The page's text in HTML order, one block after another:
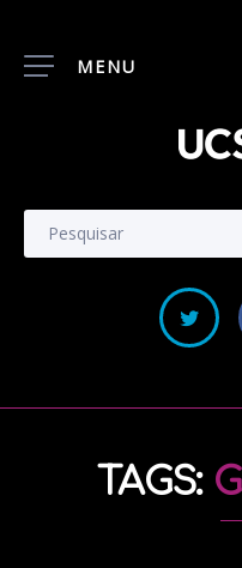
MENU
TAGS: